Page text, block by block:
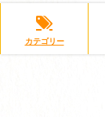
カテゴリー